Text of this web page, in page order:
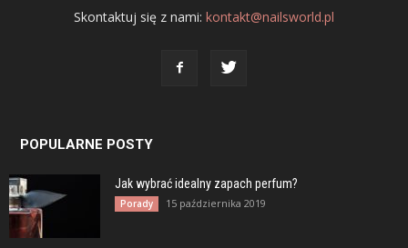
Skontaktuj się z nami: kontakt@nailsworld.pl
POPULARNE POSTY
Jak wybrać idealny zapach perfum?
Porady 15 października 2019